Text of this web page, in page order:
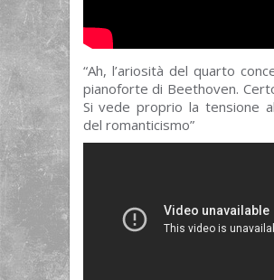
“Ah, l’ariosità del quarto
pianoforte di Beethoven.
Si vede proprio la tensione
del romanticismo”